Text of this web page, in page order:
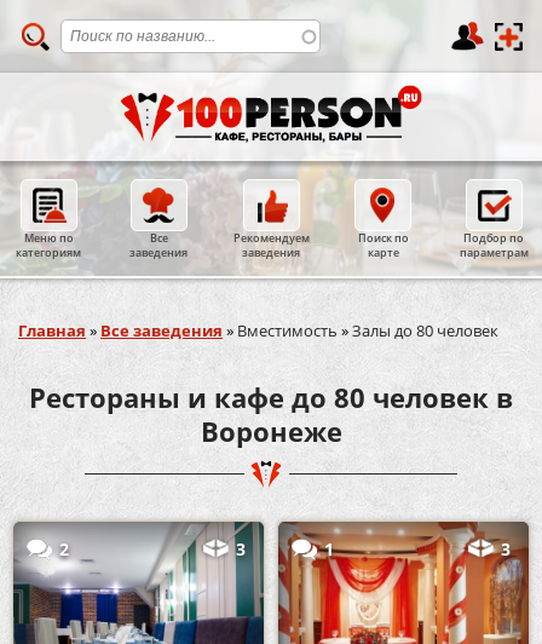
Меню по
категориям
Все
заведения
Рекомендуем
заведения
Поиск по
карте
Подбор по
параметрам
Вы здесь
Главная » Все заведения » Вместимость »Залы до 80 человек
Рестораны и кафе до 80 человек в
Воронеже
2 3 1 3